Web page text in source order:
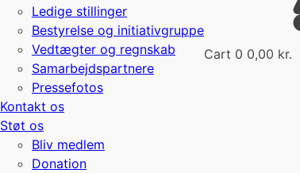
Ledige stillinger
Bestyrelse og initiativgruppe
Vedtægter og regnskab
Samarbejdspartnere
Pressefotos
Kontakt os
Støt os
Bliv medlem
Donation
Cart 0 0,00 kr.